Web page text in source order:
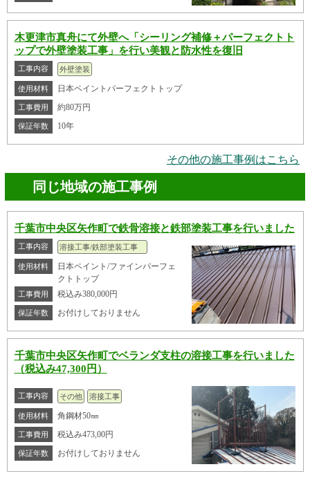
木更津市真舟にて外壁へ「シーリング補修＋パーフェクトト
ップで外壁塗装工事」を行い美観と防水性を復旧
工事内容 外壁塗装
使用材料 日本ペイントパーフェクトトップ
工事費用 約80万円
保証年数 10年
その他の施工事例はこちら
同じ地域の施工事例
千葉市中央区矢作町で鉄骨溶接と鉄部塗装工事を行いました
工事内容 溶接工事/鉄部塗装工事
使用材料
日本ペイント/ファインパーフェ
クトトップ
工事費用 税込み380,000円
保証年数 お付けしておりません
千葉市中央区矢作町でベランダ支柱の溶接工事を行いました
（税込み47,300円）
工事内容 その他 溶接工事
使用材料 角鋼材50㎜
工事費用 税込み473,00円
保証年数 お付けしておりません